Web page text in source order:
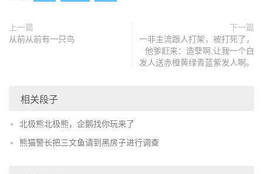
上一篇
从前从前有一只鸟
下一篇
一非主流跟人打架，被打死了，
他爹赶来：造孽啊,让我一个白
发人送赤橙黄绿青蓝紫发人啊。
相关段子
北极熊北极熊，企鹅找你玩来了
熊猫警长把三文鱼请到黑房子进行调查